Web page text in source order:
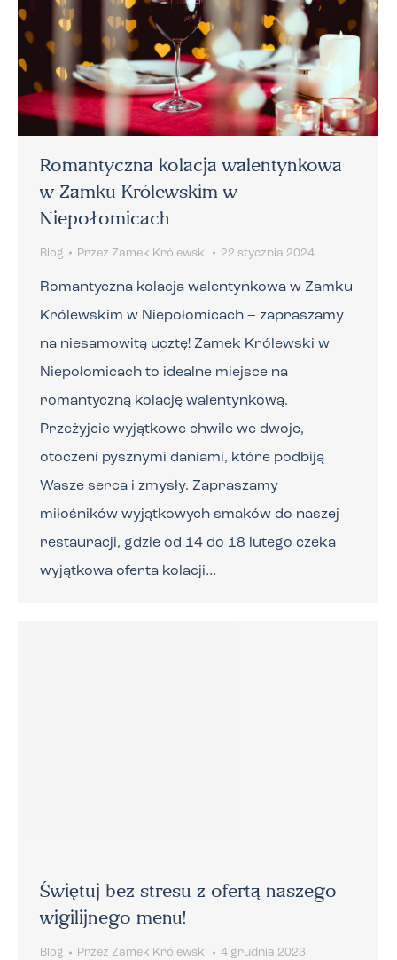
Romantyczna kolacja walentynkowa
w Zamku Królewskim w
Niepołomicach
Blog Przez Zamek Królewski 22 stycznia 2024
Romantyczna kolacja walentynkowa w Zamku
Królewskim w Niepołomicach – zapraszamy
na niesamowitą ucztę! Zamek Królewski w
Niepołomicach to idealne miejsce na
romantyczną kolację walentynkową.
Przeżyjcie wyjątkowe chwile we dwoje,
otoczeni pysznymi daniami, które podbiją
Wasze serca i zmysły. Zapraszamy
miłośników wyjątkowych smaków do naszej
restauracji, gdzie od 14 do 18 lutego czeka
wyjątkowa oferta kolacji…
Świętuj bez stresu z ofertą naszego
wigilijnego menu!
Blog Przez Zamek Królewski 4 grudnia 2023